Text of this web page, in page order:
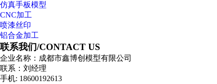
仿真手板模型
CNC加工
喷漆丝印
铝合金加工
联系我们/CONTACT US
企业名称：成都市鑫博创模型有限公司
联系：刘经理
手机: 18600192613